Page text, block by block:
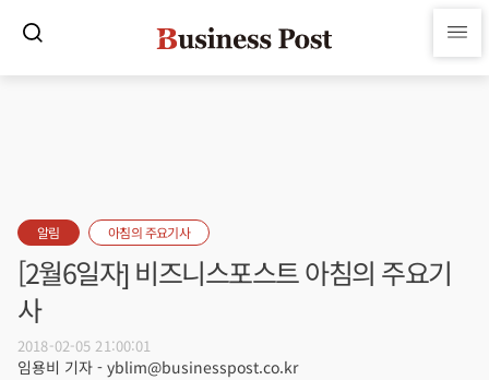
알림 아침의 주요기사
[2월6일자] 비즈니스포스트 아침의 주요기
사
2018-02-05 21:00:01
임용비 기자 - yblim@businesspost.co.kr